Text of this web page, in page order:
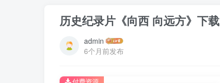
历史纪录片《向西 向远方》下载
admin
6个月前发布